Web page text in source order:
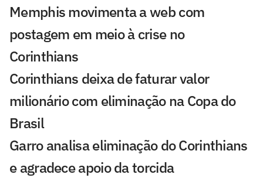
Memphis movimenta a web com
postagem em meio à crise no
Corinthians
Corinthians deixa de faturar valor
milionário com eliminação na Copa do
Brasil
Garro analisa eliminação do Corinthians
e agradece apoio da torcida